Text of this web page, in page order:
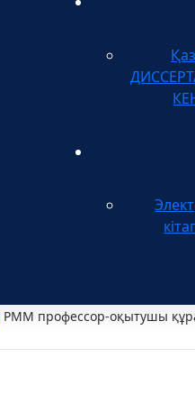
РММ профессор-оқытушы